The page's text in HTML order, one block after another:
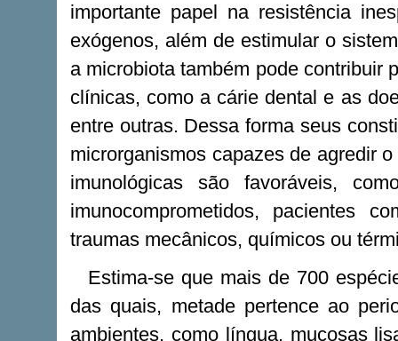
importante papel na resistência
exógenos, além de estimular o
a microbiota também pode contribuir
clínicas, como a cárie dental e as
entre outras. Dessa forma seus
microrganismos capazes de agredir
imunológicas são favoráveis,
imunocomprometidos, pacientes
traumas mecânicos, químicos ou
Estima-se que mais de 700
das quais, metade pertence ao
ambientes, como língua, mucosas